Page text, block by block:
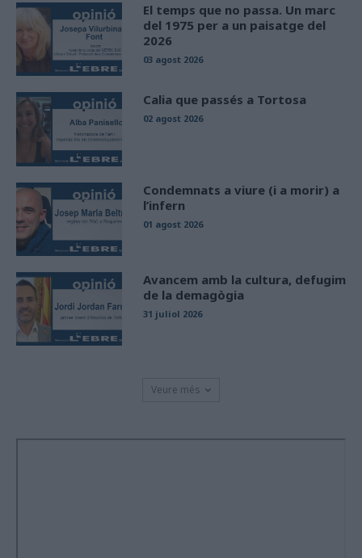
El temps que no passa. Un marc
del 1975 per a un paisatge del
2026
03 agost 2026
Calia que passés a Tortosa
02 agost 2026
Condemnats a viure (i a morir) a
l’infern
01 agost 2026
Avancem amb la cultura, defugim
de la demagògia
31 juliol 2026
Veure més